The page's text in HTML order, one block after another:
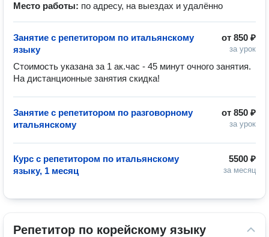
Место работы: по адресу, на выездах и удалённо
от 850 ₽
за урок
Занятие с репетитором по итальянскому
языку
Стоимость указана за 1 ак.час - 45 минут очного занятия.
На дистанционные занятия скидка!
от 850 ₽
за урок
Занятие с репетитором по разговорному
итальянскому
5500 ₽
за месяц
Курс с репетитором по итальянскому
языку, 1 месяц
Репетитор по корейскому языку